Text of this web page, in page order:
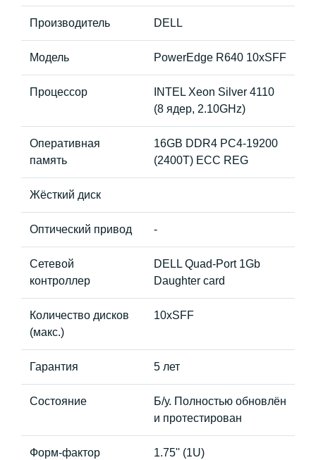
Производитель DELL
Модель PowerEdge R640 10xSFF
Процессор
INTEL Xeon Silver 4110
(8 ядер, 2.10GHz)
Оперативная
память
16GB DDR4 PC4-19200
(2400T) ECC REG
Жёсткий диск
Оптический привод -
Сетевой
контроллер
DELL Quad-Port 1Gb
Daughter card
Количество дисков
(макс.)
10хSFF
Гарантия 5 лет
Состояние
Б/у. Полностью обновлён
и протестирован
Форм-фактор 1.75'' (1U)